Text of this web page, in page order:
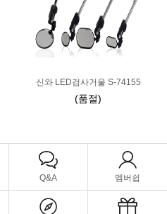
신와 LED검사거울 S-74155
(품절)
Q&A 멤버쉽